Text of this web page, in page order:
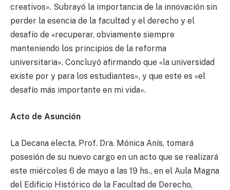
creativos». Subrayó la importancia de la innovación sin
perder la esencia de la facultad y el derecho y el
desafío de «recuperar, obviamente siempre
manteniendo los principios de la reforma
universitaria». Concluyó afirmando que «la universidad
existe por y para los estudiantes», y que este es «el
desafío más importante en mi vida».
Acto de Asunción
La Decana electa, Prof. Dra. Mónica Anís, tomará
posesión de su nuevo cargo en un acto que se realizará
este miércoles 6 de mayo a las 19 hs., en el Aula Magna
del Edificio Histórico de la Facultad de Derecho,